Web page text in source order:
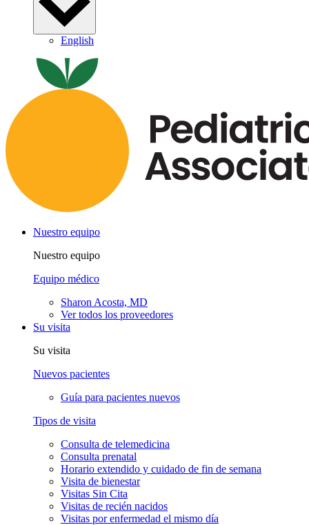
English
Nuestro equipo
Nuestro equipo
Equipo médico
Sharon Acosta, MD
Ver todos los proveedores
Su visita
Su visita
Nuevos pacientes
Guía para pacientes nuevos
Tipos de visita
Consulta de telemedicina
Consulta prenatal
Horario extendido y cuidado de fin de semana
Visita de bienestar
Visitas Sin Cita
Visitas de recién nacidos
Visitas por enfermedad el mismo día